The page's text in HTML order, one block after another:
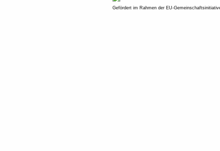
Gefördert im Rahmen der EU-